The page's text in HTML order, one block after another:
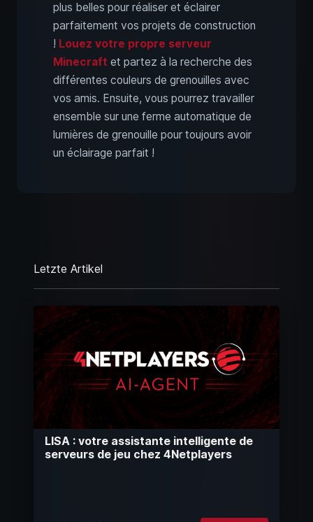
plus belles pour réaliser et éclairer
parfaitement vos projets de construction
! Louez votre propre serveur
Minecraft et partez à la recherche des
différentes couleurs de grenouilles avec
vos amis. Ensuite, vous pourrez travailler
ensemble sur une ferme automatique de
lumières de grenouille pour toujours avoir
un éclairage parfait !
Letzte Artikel
LISA : votre assistante intelligente de
serveurs de jeu chez 4Netplayers